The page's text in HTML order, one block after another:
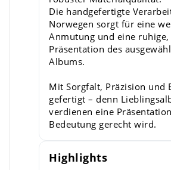
Die handgefertigte
Norwegen sorgt für eine
Anmutung und eine
Präsentation des
Albums.
Mit Sorgfalt, Präzision und
gefertigt – denn
verdienen eine
Bedeutung gerecht wird.
Highlights